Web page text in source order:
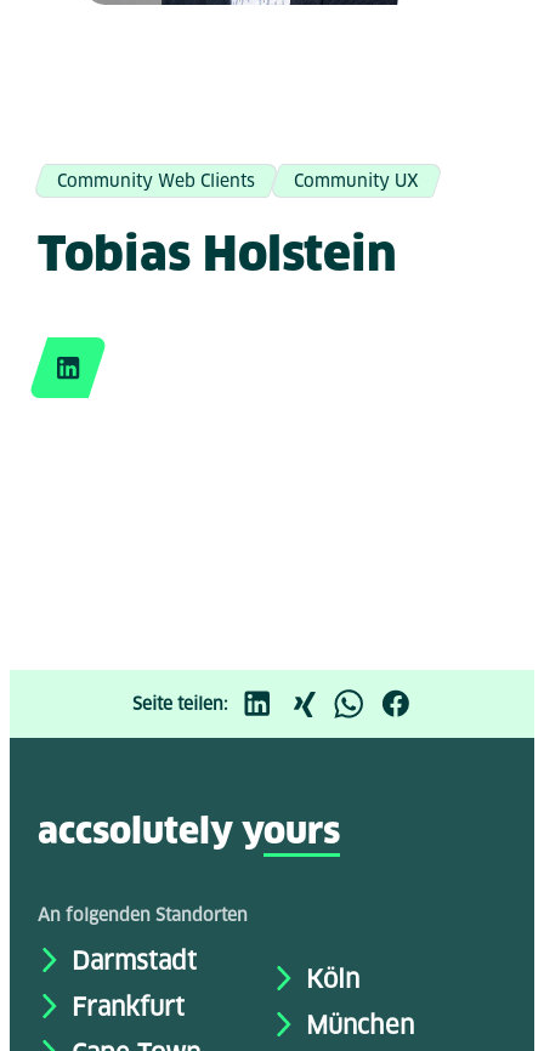
Community Web Clients Community UX
Tobias Holstein
LinkedIn
Seite teilen:
accsolutely yours
An folgenden Standorten
Darmstadt
Frankfurt
Köln
München